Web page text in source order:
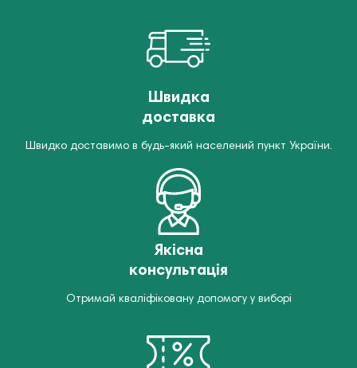
Швидка
доставка
Швидко доставимо в будь-який населений пункт України.
Якісна
консультація
Отримай кваліфіковану допомогу у виборі